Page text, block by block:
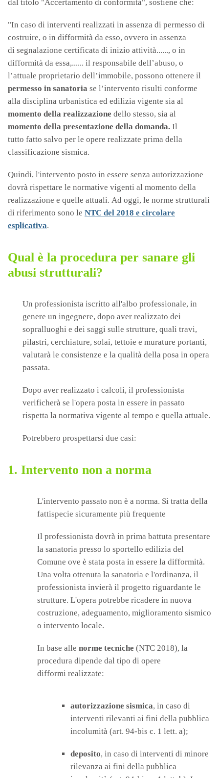
dal titolo "Accertamento di conformità", sostiene che:
"In caso di interventi realizzati in assenza di permesso di
costruire, o in difformità da esso, ovvero in assenza
di segnalazione certificata di inizio attività......, o in
difformità da essa,...... il responsabile dell’abuso, o
l’attuale proprietario dell’immobile, possono ottenere il
permesso in sanatoria se l’intervento risulti conforme
alla disciplina urbanistica ed edilizia vigente sia al
momento della realizzazione dello stesso, sia al
momento della presentazione della domanda. Il
tutto fatto salvo per le opere realizzate prima della
classificazione sismica.
Quindi, l'intervento posto in essere senza autorizzazione
dovrà rispettare le normative vigenti al momento della
realizzazione e quelle attuali. Ad oggi, le norme strutturali
di riferimento sono le NTC del 2018 e circolare
esplicativa.
Qual è la procedura per sanare gli
abusi strutturali?
Un professionista iscritto all'albo professionale, in
genere un ingegnere, dopo aver realizzato dei
sopralluoghi e dei saggi sulle strutture, quali travi,
pilastri, cerchiature, solai, tettoie e murature portanti,
valutarà le consistenze e la qualità della posa in opera
passata.
Dopo aver realizzato i calcoli, il professionista
verificherà se l'opera posta in essere in passato
rispetta la normativa vigente al tempo e quella attuale.
Potrebbero prospettarsi due casi:
1. Intervento non a norma
L'intervento passato non è a norma. Si tratta della
fattispecie sicuramente più frequente
Il professionista dovrà in prima battuta presentare
la sanatoria presso lo sportello edilizia del
Comune ove è stata posta in essere la difformità.
Una volta ottenuta la sanatoria e l'ordinanza, il
professionista invierà il progetto riguardante le
strutture. L'opera potrebbe ricadere in nuova
costruzione, adeguamento, miglioramento sismico
o intervento locale.
In base alle norme tecniche (NTC 2018), la
procedura dipende dal tipo di opere
difformi realizzate:
autorizzazione sismica, in caso di
interventi rilevanti ai fini della pubblica
incolumità (art. 94-bis c. 1 lett. a);
deposito, in caso di interventi di minore
rilevanza ai fini della pubblica